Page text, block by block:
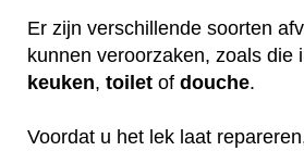
Er zijn verschillende soorten
kunnen veroorzaken, zoals die
keuken, toilet of douche.
Voordat u het lek laat